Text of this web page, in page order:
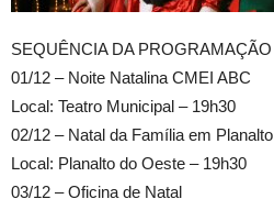
SEQUÊNCIA DA
01/12 – Noite Natalina CMEI ABC
Local: Teatro Municipal – 19h30
02/12 – Natal da Família em
Local: Planalto do Oeste – 19h30
03/12 – Oficina de Natal